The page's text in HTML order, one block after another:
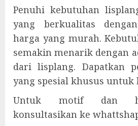
Penuhi kebutuhan
yang berkualitas
harga yang murah.
semakin menarik dengan
dari lisplang. Dapatkan
yang spesial khusus untuk
Untuk motif dan
konsultasikan ke